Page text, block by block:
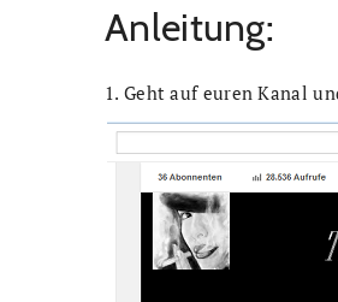
Anleitung:
1. Geht auf euren Kanal